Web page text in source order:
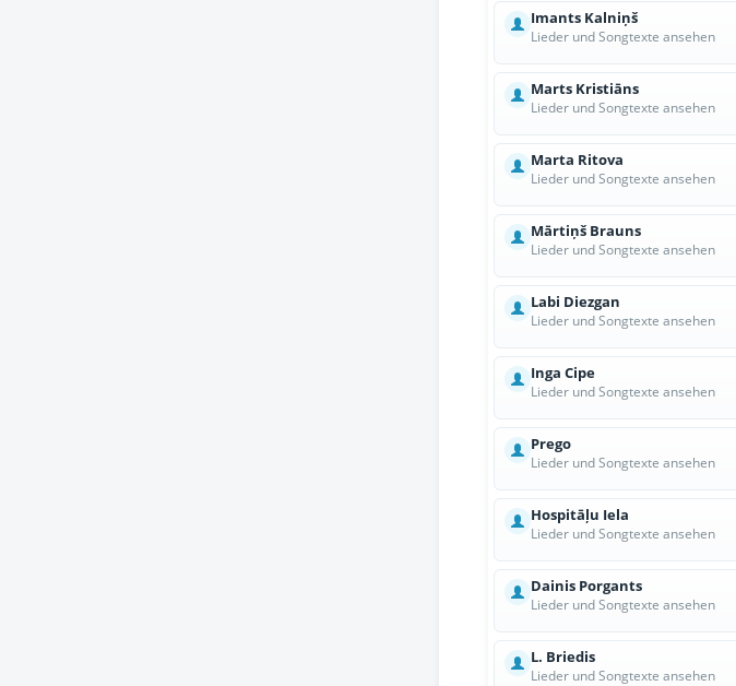
Imants Kalniņš
Lieder und Songtexte ansehen
Marts Kristiāns
Lieder und Songtexte ansehen
Marta Ritova
Lieder und Songtexte ansehen
Mārtiņš Brauns
Lieder und Songtexte ansehen
Labi Diezgan
Lieder und Songtexte ansehen
Inga Cipe
Lieder und Songtexte ansehen
Prego
Lieder und Songtexte ansehen
Hospitāļu Iela
Lieder und Songtexte ansehen
Dainis Porgants
Lieder und Songtexte ansehen
L. Briedis
Lieder und Songtexte ansehen